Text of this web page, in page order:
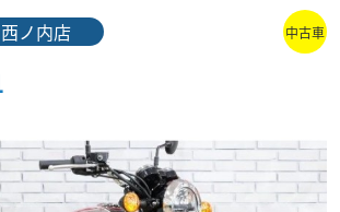
ノ内店 中古車